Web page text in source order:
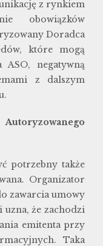
z rynkiem
obowiązków
Doradca
które mogą
ASO, negatywną
z dalszym
potrzebny także
Organizator
zawarcia umowy
że zachodzi
emitenta przy
Taka